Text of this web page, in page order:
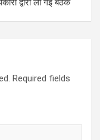
द्वारा ली गई बैठक
Required fields